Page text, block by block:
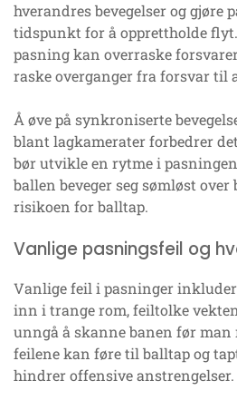
hverandres bevegelser og gjøre
tidspunkt for å opprettholde
pasning kan overraske
raske overganger fra forsvar til
Å øve på synkroniserte
blant lagkamerater forbedrer
bør utvikle en rytme i
ballen beveger seg sømløst
risikoen for balltap.
Vanlige pasningsfeil og
Vanlige feil i pasninger
inn i trange rom, feiltolke
unngå å skanne banen før man
feilene kan føre til balltap og
hindrer offensive anstrengelser.